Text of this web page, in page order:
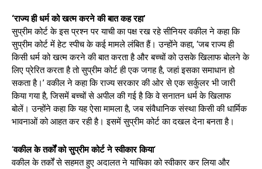
‘राज्य ही धर्म को खत्म करने की बात कह रहा’
सुप्रीम कोर्ट के इस प्रश्न पर याची का पक्ष रख रहे सीनियर वकील ने कहा कि
सुप्रीम कोर्ट में हेट स्पीच के कई मामले लंबित हैं। उन्होंने कहा, ‘जब राज्य ही
किसी धर्म को खत्म करने की बात करता है और बच्चों को उसके खिलाफ बोलने के
लिए प्रेरित करता है तो सुप्रीम कोर्ट ही एक जगह है, जहां इसका समाधान हो
सकता है।’ वकील ने कहा कि राज्य सरकार की ओर से एक सर्कुलर भी जारी
किया गया है, जिसमें बच्चों से अपील की गई है कि वे सनातन धर्म के खिलाफ
बोलें। उन्होंने कहा कि यह ऐसा मामला है, जब संवैधानिक संस्था किसी की धार्मिक
भावनाओं को आहत कर रही है। इसमें सुप्रीम कोर्ट का दखल देना बनता है।
‘वकील के तर्कों को सुप्रीम कोर्ट ने स्वीकार किया‘
वकील के तर्कों से सहमत हुए अदालत ने याचिका को स्वीकार कर लिया और